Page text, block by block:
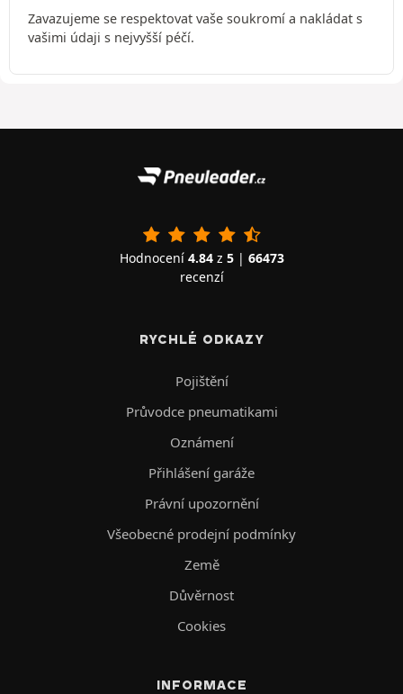
Zavazujeme se respektovat vaše soukromí a nakládat s
vašimi údaji s nejvyšší péčí.
Hodnocení 4.84z 5| 66473
recenzí
RYCHLÉ ODKAZY
Pojištění
Průvodce pneumatikami
Oznámení
Přihlášení garáže
Právní upozornění
Všeobecné prodejní podmínky
Země
Důvěrnost
Cookies
INFORMACE